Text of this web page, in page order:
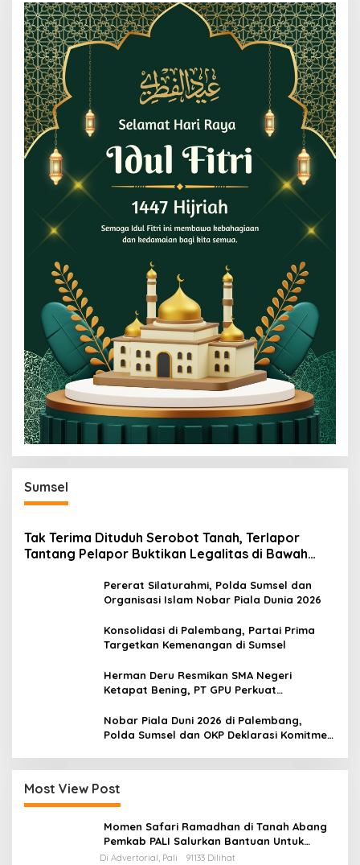
Sumsel
Tak Terima Dituduh Serobot Tanah, Terlapor
Tantang Pelapor Buktikan Legalitas di Bawah
Pererat Silaturahmi, Polda Sumsel dan
Organisasi Islam Nobar Piala Dunia 2026
Konsolidasi di Palembang, Partai Prima
Targetkan Kemenangan di Sumsel
Herman Deru Resmikan SMA Negeri
Ketapat Bening, PT GPU Perkuat
Nobar Piala Duni 2026 di Palembang,
Polda Sumsel dan OKP Deklarasi Komitmen
Most View Post
Momen Safari Ramadhan di Tanah Abang
Pemkab PALI Salurkan Bantuan Untuk
Mesjid
Di Advertorial, Pali 91133 Dilihat